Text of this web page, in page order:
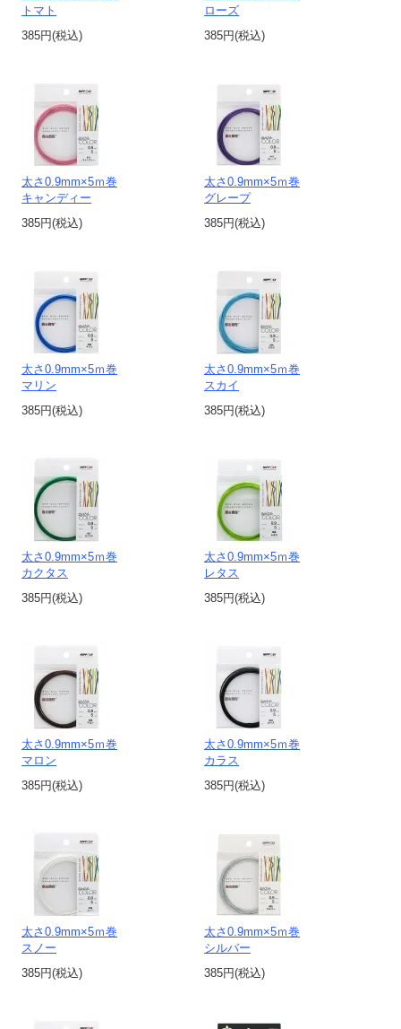
トマト
385円(税込)
ローズ
385円(税込)
太さ0.9mm×5ｍ巻
キャンディー
385円(税込)
太さ0.9mm×5ｍ巻
グレープ
385円(税込)
太さ0.9mm×5ｍ巻
マリン
385円(税込)
太さ0.9mm×5ｍ巻
スカイ
385円(税込)
太さ0.9mm×5ｍ巻
カクタス
385円(税込)
太さ0.9mm×5ｍ巻
レタス
385円(税込)
太さ0.9mm×5ｍ巻
マロン
385円(税込)
太さ0.9mm×5ｍ巻
カラス
385円(税込)
太さ0.9mm×5ｍ巻
スノー
385円(税込)
太さ0.9mm×5ｍ巻
シルバー
385円(税込)